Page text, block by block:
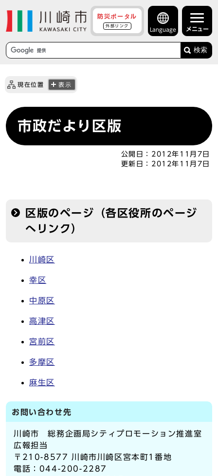
防災ポータル
外部リンク
Language メニュー
検索
現在位置 表示
市政だより区版
公開日： 2012年11月7日
更新日： 2012年11月7日
区版のページ（各区役所のページ
へリンク）
川崎区
幸区
中原区
高津区
宮前区
多摩区
麻生区
お問い合わせ先
川崎市 総務企画局シティプロモーション推進室
広報担当
〒210-8577 川崎市川崎区宮本町1番地
電話：044-200-2287